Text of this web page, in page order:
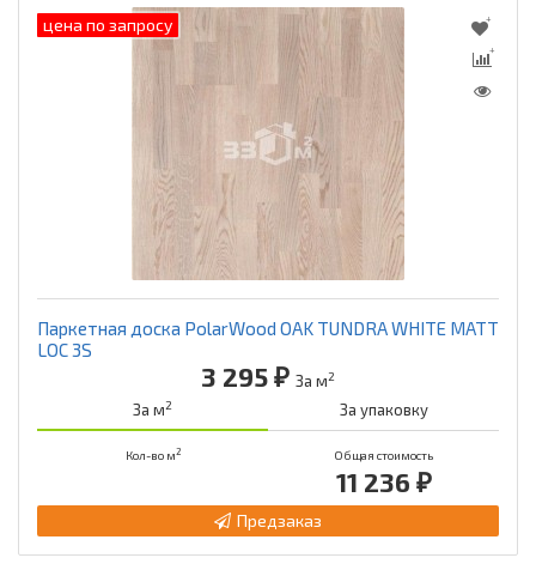
цена по запросу
Паркетная доска PolarWood OAK TUNDRA WHITE MATT
LOC 3S
3 295 ₽ За м2
За м2 За упаковку
Кол-во м2 Общая стоимость
11 236 ₽
Предзаказ